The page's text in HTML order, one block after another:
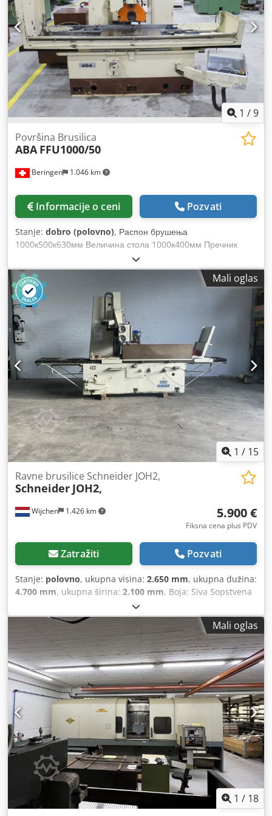
1 /9
Beringen 1.046 km
Površina Brusilica
ABA FFU1000/50
Informacije o ceni Pozvati
Stanje: dobro (polovno), Распон брушења
1000к500к630мм Величина стола 1000к400мм Пречник
точка 400мм Магнетна плоча 1000к500мм МАРЦЕЛС
МАСЦХИНЕН ЦХ Dedpsfbx Dmofx Afheck
Mali oglas
1 / 15
Wijchen 1.426 km
Ravne brusilice Schneider JOH2,
Schneider JOH2,
5.900 €
Fiksna cena plus PDV
Zatražiti Pozvati
Stanje: polovno, ukupna visina: 2.650 mm, ukupna dužina:
4.700 mm, ukupna širina: 2.100 mm, Boja: Siva Sopstvena
težina: 5.500 kg - Dokumentacija dostupna: Ne - CE
sertifikat postoji: Ne - Upravljanje: Konvencionalno - Hod
po X osi [mm]: 1500 - Hod po Y osi [mm]: 800 - Hod po Z osi
[mm]: 700 - Širina stola [mm]: 1200 - Dubina stola [mm]:
400 - Širina magneta [mm]: 1200 - Dubina magneta [mm]:
300 - Opcije: Digitalni prikaz Dcsdpfx Afjzldvqohsk - └ Tip
digitalnog prikaza: Heidenhain - Upravljanje:
Konvencionalno - Dimenzije za transport: 4700mm x
2100mm x 2650mm (d x š x v) - Težina za transport [kg]:
5500kg - Paketi za transport [kom]: 1 Finansijske
informacije PDV: Navedena cena je bez PDV-a PDV/Porez na
razliku: PDV se može odbiti za preduzetnike Isporuka i
otkup su mogući u bilo koje vreme za sve proizvode iz
industrijskog sektora Lukas van Rossum
Mali oglas
1 / 18